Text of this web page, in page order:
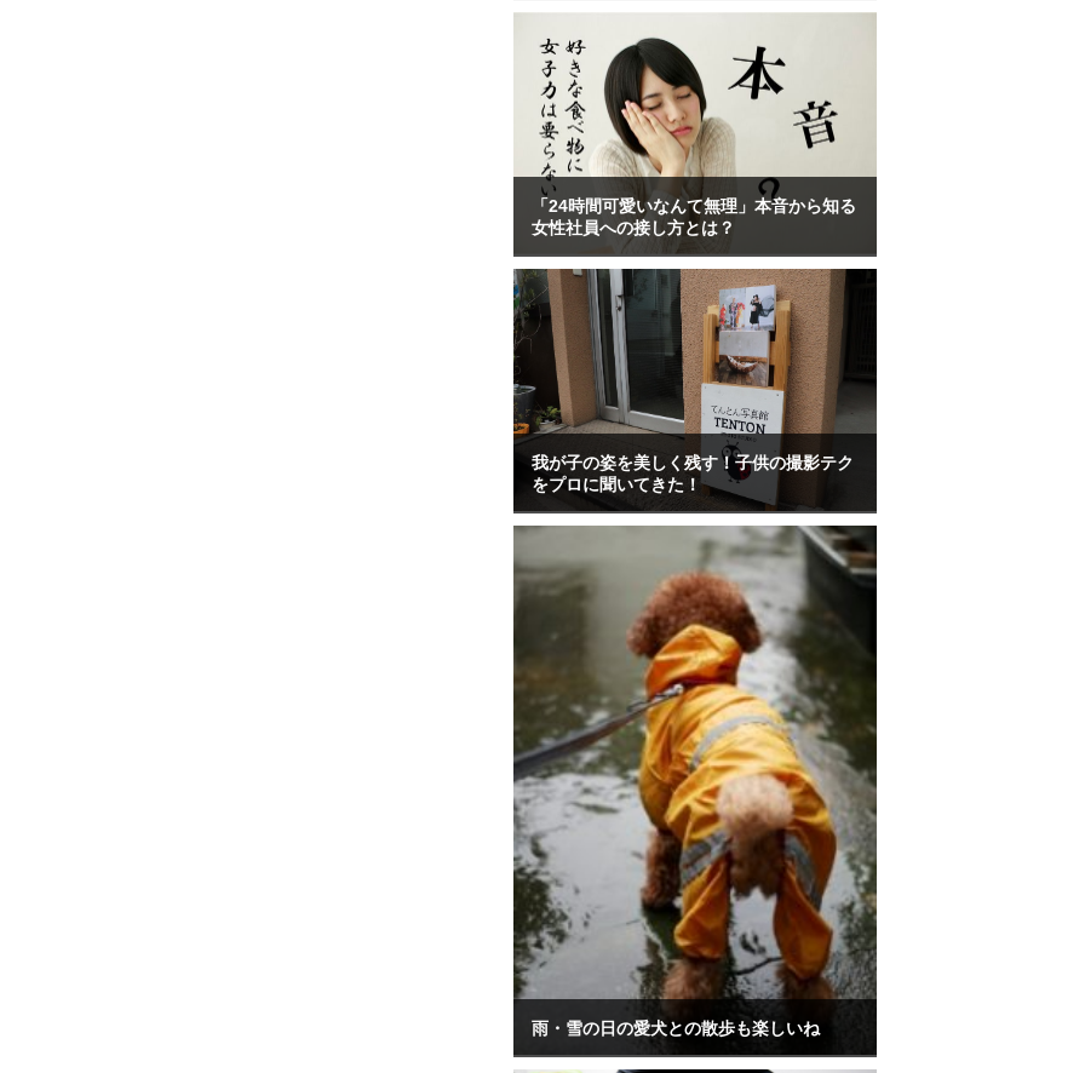
「24時間可愛いなんて無理」本音から知る
女性社員への接し方とは？
我が子の姿を美しく残す！子供の撮影テク
をプロに聞いてきた！
雨・雪の日の愛犬との散歩も楽しいね